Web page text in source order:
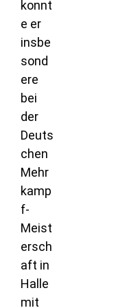
konnt
e er
insbe
sond
ere
bei
der
Deuts
chen
Mehr
kamp
f-
Meist
ersch
aft in
Halle
mit